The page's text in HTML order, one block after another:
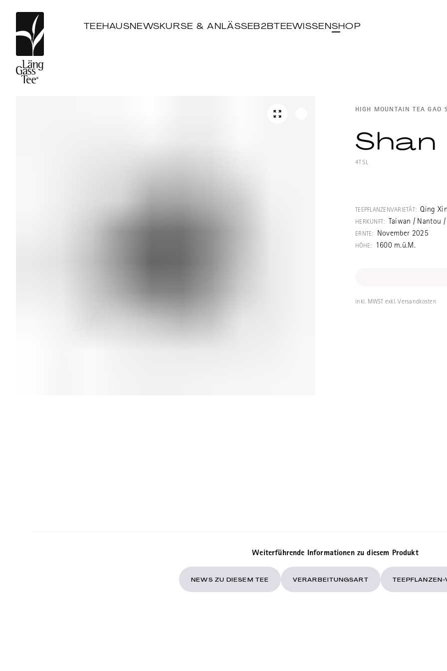
TEEHAUSNEWSKURSE & ANLÄSSEB2BTEEWISSENSHOP
HIGH MOUNTAIN TEA GAO
Shan
4TSL
Nantou nahe
gelegen.
TEEPFLANZENVARIETÄT: Qing
HERKUNFT: Taiwan / Nantou /
ERNTE: November 2025
HÖHE: 1600 m.ü.M.
inkl. MWST exkl. Versandkosten
Weiterführende Informationen zu diesem Produkt
NEWS ZU DIESEM TEE VERARBEITUNGSART TEEPFLANZEN-